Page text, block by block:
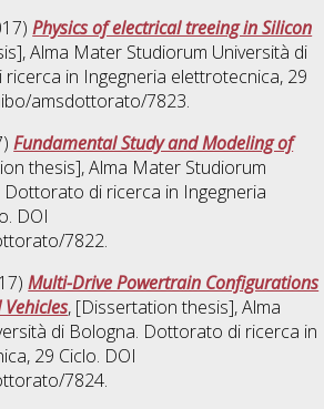
Physics of electrical treeing in Silicon
Alma Mater Studiorum Università di
in Ingegneria elettrotecnica, 29
amsdottorato/7823.
Fundamental Study and Modeling of
thesis], Alma Mater Studiorum
Dottorato di ricerca in Ingegneria
DOI
7822.
Multi-Drive Powertrain Configurations
, [Dissertation thesis], Alma
di Bologna. Dottorato di ricerca in
, 29 Ciclo. DOI
7824.